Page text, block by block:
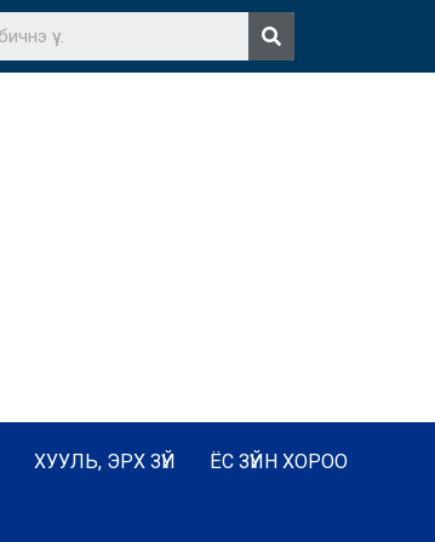
ХУУЛЬ, ЭРХ ЗҮЙ ЁС ЗҮЙН ХОРОО